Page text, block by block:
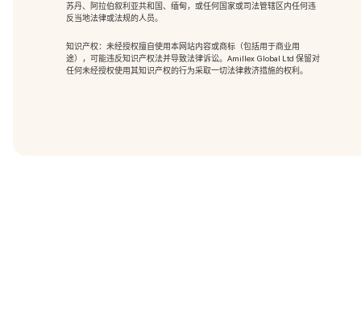
苏丹、阿拉伯叙利亚共和国、缅甸，或任何国家或司法管辖区内任何违
反当地法律或法规的人员。
知识产权：未经授权擅自使用本网站内容或商标（包括用于商业用
途），可能违反知识产权法并导致法律诉讼。Amillex Global Ltd 保留对
任何未经授权使用其知识产权的行为采取一切法律救济措施的权利。